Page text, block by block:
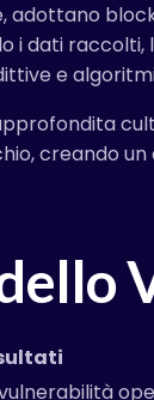
adottano
i dati
e
creando